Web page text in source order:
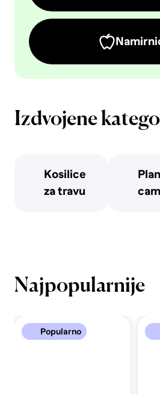
Izdvojene
Kosilice
za travu
Najpopularnije
Popularno